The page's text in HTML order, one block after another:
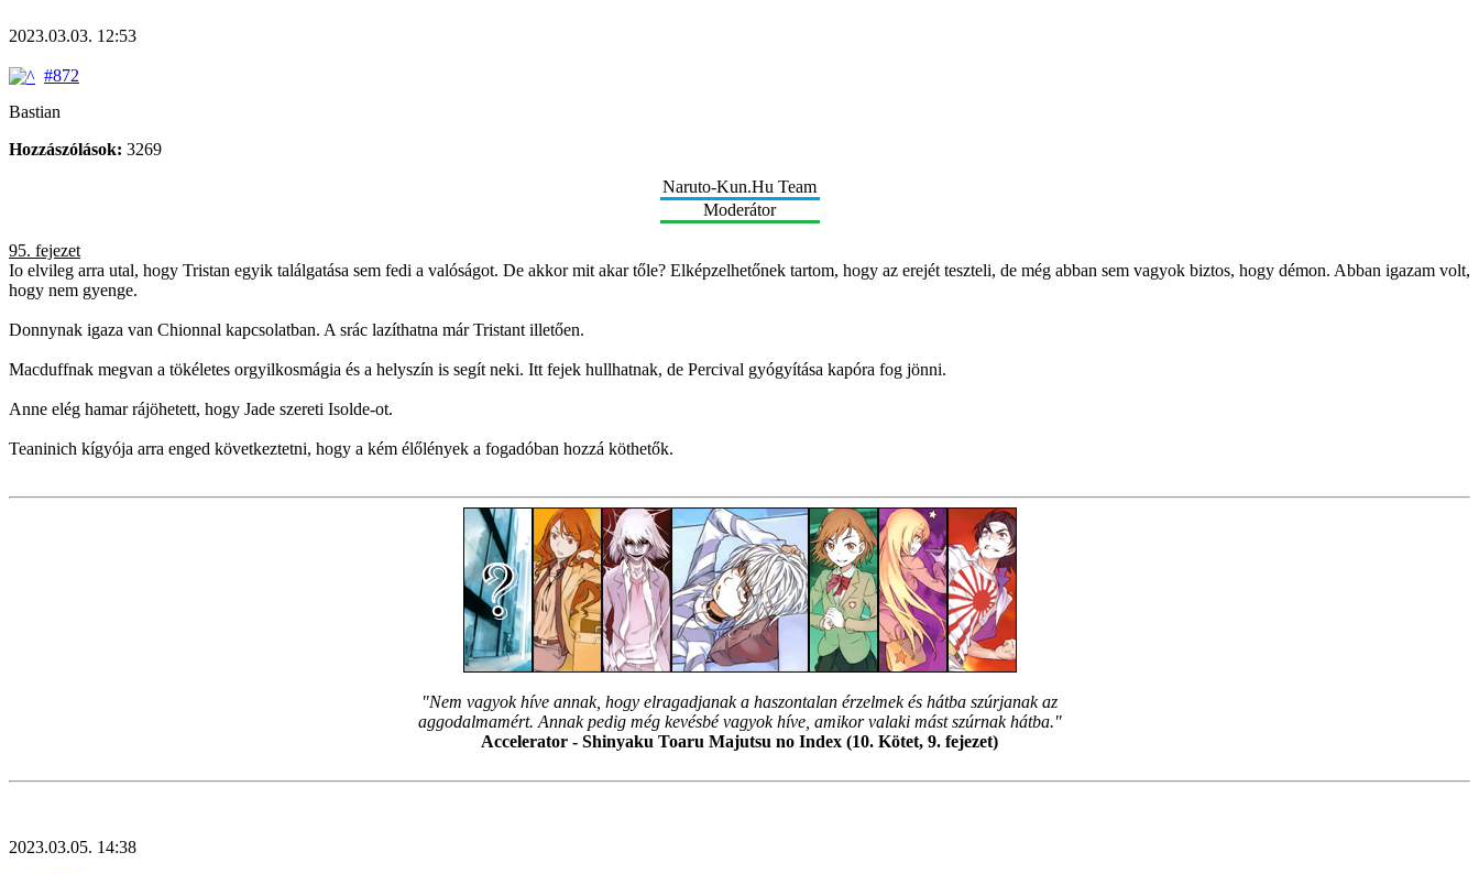
2023.03.03. 12:53
#872
Bastian
Hozzászólások: 3269
Naruto-Kun.Hu Team
Moderátor
95. fejezet
Io elvileg arra utal, hogy Tristan egyik találgatása sem fedi a valóságot. De akkor mit akar tőle? Elképzelhetőnek tartom, hogy az erejét teszteli, de még abban sem vagyok biztos, hogy démon. Abban igazam volt,
hogy nem gyenge.
Donnynak igaza van Chionnal kapcsolatban. A srác lazíthatna már Tristant illetően.
Macduffnak megvan a tökéletes orgyilkosmágia és a helyszín is segít neki. Itt fejek hullhatnak, de Percival gyógyítása kapóra fog jönni.
Anne elég hamar rájöhetett, hogy Jade szereti Isolde-ot.
Teaninich kígyója arra enged következtetni, hogy a kém élőlények a fogadóban hozzá köthetők.
"Nem vagyok híve annak, hogy elragadjanak a haszontalan érzelmek és hátba szúrjanak az
aggodalmamért. Annak pedig még kevésbé vagyok híve, amikor valaki mást szúrnak hátba."
Accelerator - Shinyaku Toaru Majutsu no Index (10. Kötet, 9. fejezet)
2023.03.05. 14:38